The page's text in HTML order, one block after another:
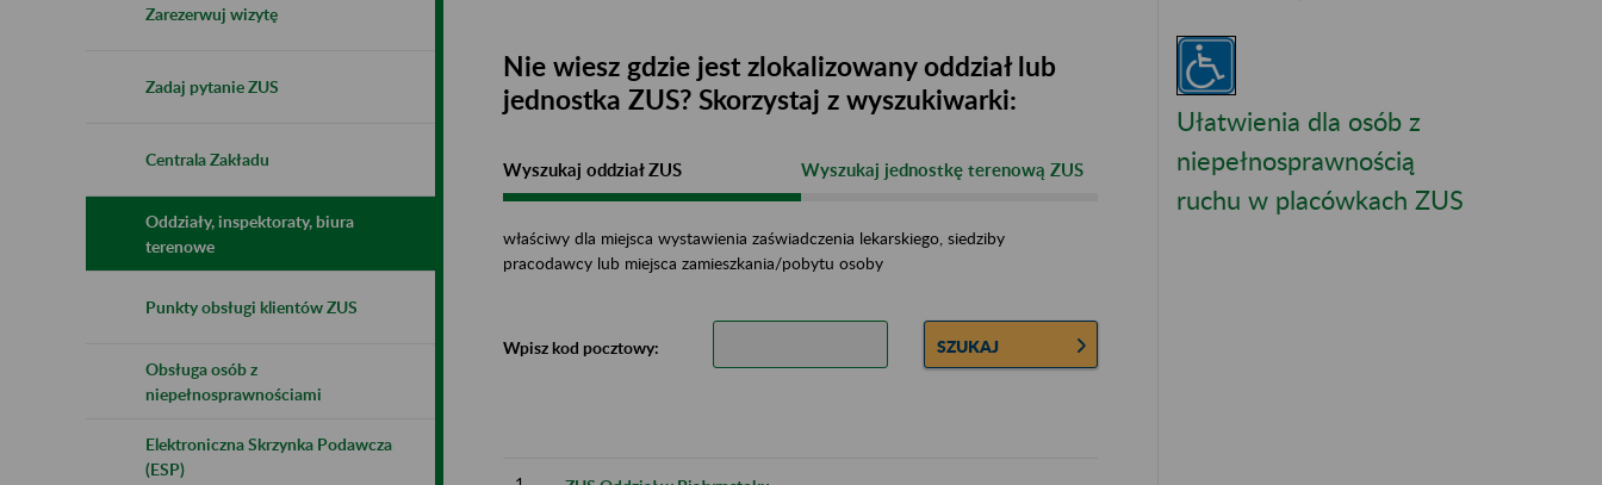
Zarezerwuj wizytę
Zadaj pytanie ZUS
Centrala Zakładu
Oddziały, inspektoraty, biura
terenowe
Punkty obsługi klientów ZUS
Obsługa osób z
niepełnosprawnościami
Elektroniczna Skrzynka Podawcza
(ESP)
Nie wiesz gdzie jest zlokalizowany oddział lub
jednostka ZUS? Skorzystaj z wyszukiwarki:
Wyszukaj oddział ZUS
właściwy dla miejsca wystawienia zaświadczenia lekarskiego, siedziby
pracodawcy lub miejsca zamieszkania/pobytu osoby
Wpisz kod pocztowy: SZUKAJ
Wyszukaj jednostkę terenową ZUS
Ułatwienia dla osób z
niepełnosprawnością
ruchu w placówkach ZUS